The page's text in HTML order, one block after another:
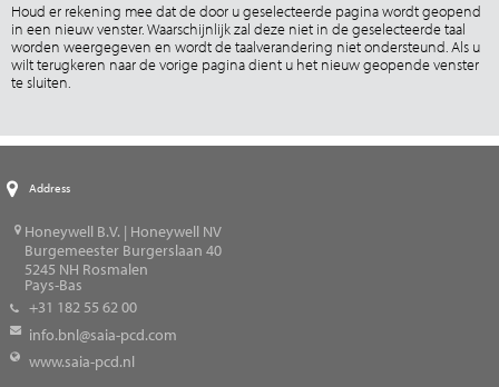
Houd er rekening mee dat de door u geselecteerde pagina wordt geopend
in een nieuw venster. Waarschijnlijk zal deze niet in de geselecteerde taal
worden weergegeven en wordt de taalverandering niet ondersteund. Als u
wilt terugkeren naar de vorige pagina dient u het nieuw geopende venster
te sluiten.
Address
Honeywell B.V. | Honeywell NV
Burgemeester Burgerslaan 40
5245 NH Rosmalen
Pays-Bas
+31 182 55 62 00
info.bnl@saia-pcd.com
www.saia-pcd.nl